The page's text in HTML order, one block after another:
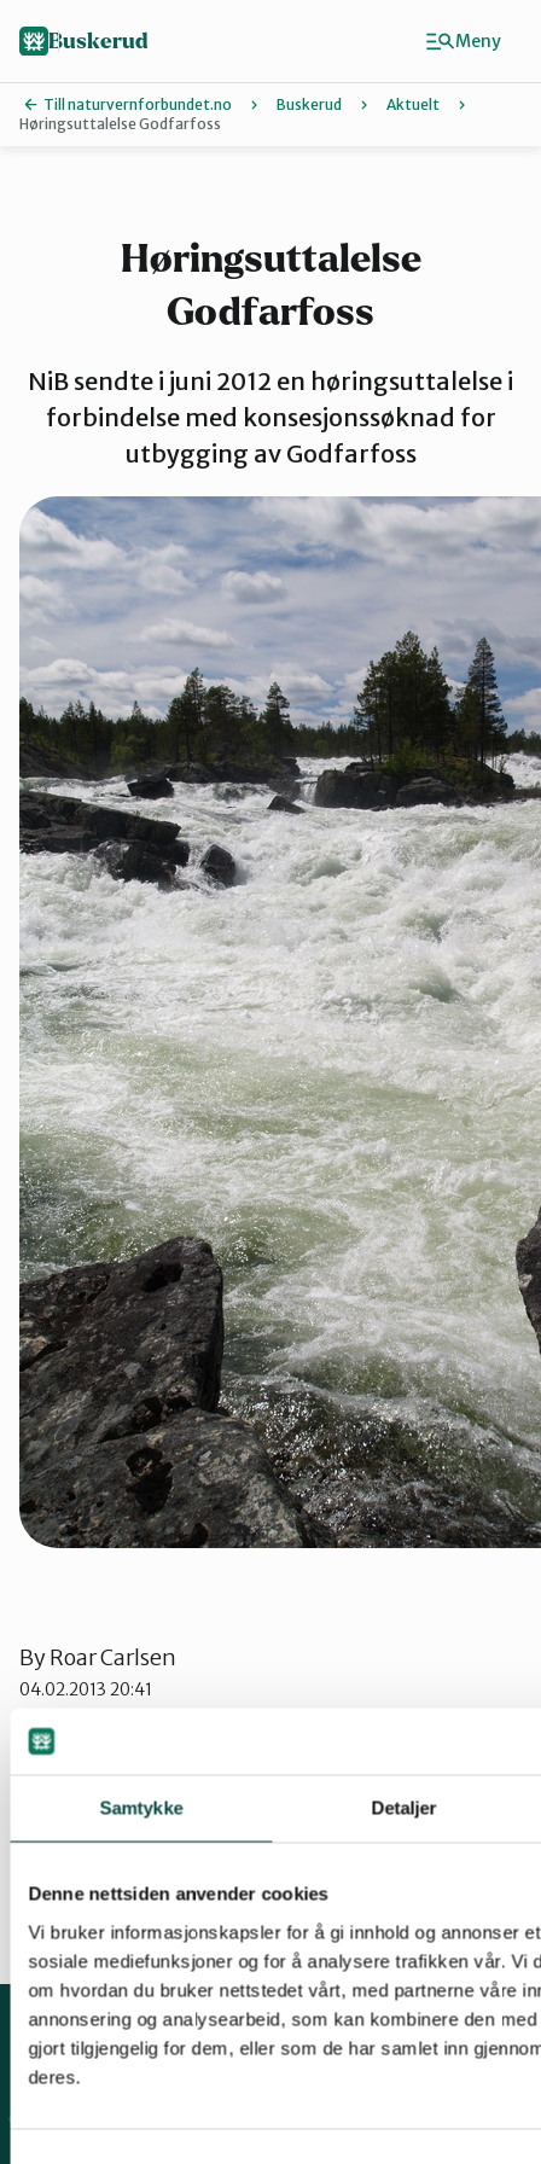
Samtykke Detaljer
Denne nettsiden anvender cookies
Vi bruker informasjonskapsler for å gi innhold og annonser
sosiale mediefunksjoner og for å analysere trafikken vår. Vi
om hvordan du bruker nettstedet vårt, med partnerne våre
annonsering og analysearbeid, som kan kombinere den
gjort tilgjengelig for dem, eller som de har samlet inn
deres.
Hallingdal
Hole og Ringerike
Kongsberg
Lier
Numedal
Øvre Eiker
Buskerud
Till naturvernforbundet.no Buskerud
Aktuelt
Høringsuttalelse Godfarfoss
Høringsuttalelse
Godfarfoss
NiB sendte i juni 2012 en høringsuttalelse i
forbindelse med konsesjonssøknad for
utbygging av Godfarfoss
ByRoar Carlsen
04.02.2013 20:41
Naturvernforbundet i Buskerud fraråder at det
innvilges konsesjon for å bygge ut Godfarfoss til
Kontakt fylkeslaget